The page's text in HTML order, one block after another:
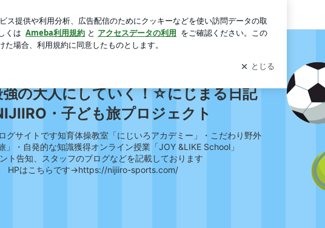
にしていく！☆にじまる日記☆ NIJIIRO・子ども旅プロジェクト
ログイン
の大人にしていく！☆にじまる日記
・子ども旅プロジェクト
グサイトです知育体操教室「にじいろアカデミー」‍・こだわり野外
」・自発的な知識獲得オンライン授業「JOY &LIKE School」
ト告知、スタッフのブログなどを記載しております
HPはこちらです→https://nijiiro-sports.com/